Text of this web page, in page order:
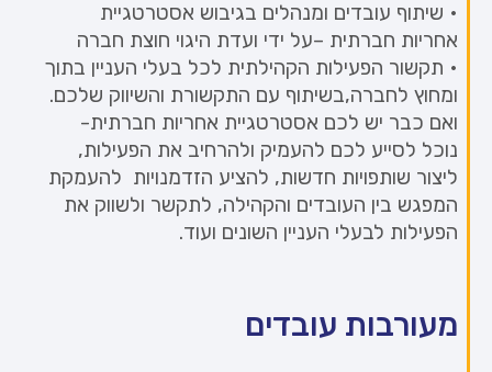
• שיתוף עובדים ומנהלים בגיבוש אסטרטגיית
אחריות חברתית –על ידי ועדת היגוי חוצת חברה
• תקשור הפעילות הקהילתית לכל בעלי העניין בתוך
ומחוץ לחברה,בשיתוף עם התקשורת והשיווק שלכם.
ואם כבר יש לכם אסטרטגיית אחריות חברתית-
נוכל לסייע לכם להעמיק ולהרחיב את הפעילות,
ליצור שותפויות חדשות, להציע הזדמנויות להעמקת
המפגש בין העובדים והקהילה, לתקשר ולשווק את
הפעילות לבעלי העניין השונים ועוד.
מעורבות עובדים